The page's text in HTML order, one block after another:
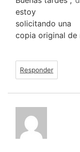
estoy
solicitando una
copia original de
Responder